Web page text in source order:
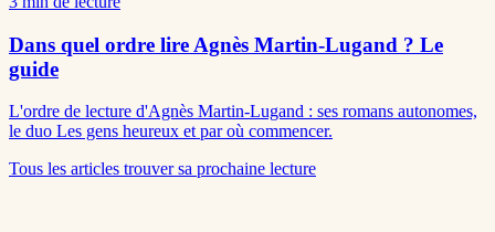
Dans quel ordre lire Agnès Martin-Lugand ? Le
guide
L'ordre de lecture d'Agnès Martin-Lugand : ses romans autonomes,
le duo Les gens heureux et par où commencer.
Tous les articles trouver sa prochaine lecture